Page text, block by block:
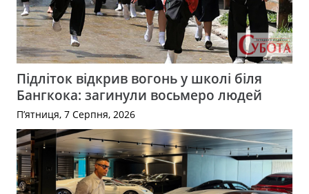
Підліток відкрив вогонь у школі біля
Бангкока: загинули восьмеро людей
П’ятниця, 7 Серпня, 2026